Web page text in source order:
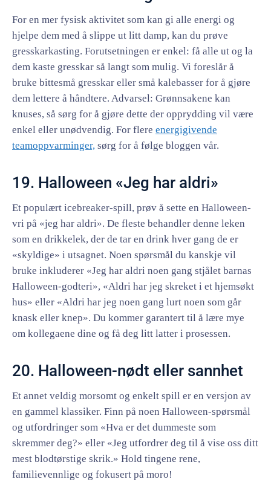
For en mer fysisk aktivitet som kan gi alle energi og
hjelpe dem med å slippe ut litt damp, kan du prøve
gresskarkasting. Forutsetningen er enkel: få alle ut og la
dem kaste gresskar så langt som mulig. Vi foreslår å
bruke bittesmå gresskar eller små kalebasser for å gjøre
dem lettere å håndtere. Advarsel: Grønnsakene kan
knuses, så sørg for å gjøre dette der opprydding vil være
enkel eller unødvendig. For flere energigivende
teamoppvarminger, sørg for å følge bloggen vår.
19. Halloween «Jeg har aldri»
Et populært icebreaker-spill, prøv å sette en Halloween-
vri på «jeg har aldri». De fleste behandler denne leken
som en drikkelek, der de tar en drink hver gang de er
«skyldige» i utsagnet. Noen spørsmål du kanskje vil
bruke inkluderer «Jeg har aldri noen gang stjålet barnas
Halloween-godteri», «Aldri har jeg skreket i et hjemsøkt
hus» eller «Aldri har jeg noen gang lurt noen som går
knask eller knep». Du kommer garantert til å lære mye
om kollegaene dine og få deg litt latter i prosessen.
20. Halloween-nødt eller sannhet
Et annet veldig morsomt og enkelt spill er en versjon av
en gammel klassiker. Finn på noen Halloween-spørsmål
og utfordringer som «Hva er det dummeste som
skremmer deg?» eller «Jeg utfordrer deg til å vise oss ditt
mest blodtørstige skrik.» Hold tingene rene,
familievennlige og fokusert på moro!